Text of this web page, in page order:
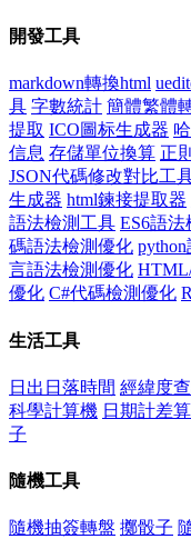
開發工具
markdown轉換html
具 字數統計 簡體繁體
提取 ICO圖标生成器
信息 存儲單位換算 正
JSON代碼修改對比工
生成器 html鍊接提取器
語法檢測工具 ES6語
碼語法檢測優化
言語法檢測優化
優化 C#代碼檢測優化
生活工具
日出日落時間 經緯度
科學計算機 日期計差
子
隨機工具
隨機抽簽轉盤 擲骰子